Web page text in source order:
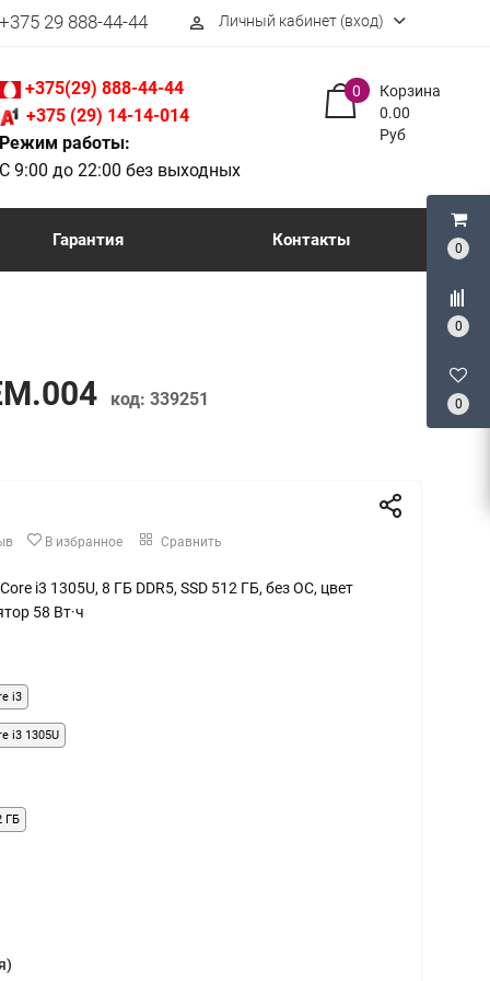
0
0
0
29 888-44-44 perm_identity Личный кабинет (вход)
+375(29) 888-44-44
+375 (29) 14-14-014
Режим работы:
С 9:00 до 22:00 без выходных
Корзина
0
0.00
Руб
Гарантия Контакты
код: 339251
В избранное Сравнить
i3 1305U, 8 ГБ DDR5, SSD 512 ГБ, без ОС, цвет
58 Вт·ч
i3
i3 1305U
ГБ